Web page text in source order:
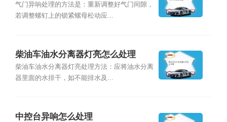
气门异响处理的方法是：重新调整好气门间隙，
若调整螺钉上的锁紧螺母松动应...
柴油车油水分离器灯亮怎么处理
柴油车油水分离器灯亮处理方法：应将油水分离
器里面的水排干，如不能排水及...
中控台异响怎么处理